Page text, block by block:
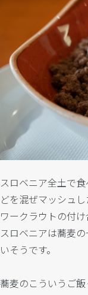
スロベニア全土で
どを混ぜマッシュ
ワークラウトの付
スロベニアは蕎麦
いそうです。
蕎麦のこういうご